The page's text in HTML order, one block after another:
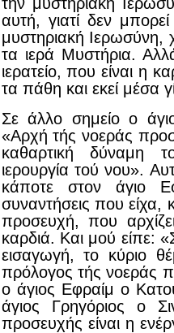
αυτή, γιατί δεν
μυστηριακή Ιερωσύνη,
τα ιερά Μυστήρια.
ιερατείο, που είναι η
τα πάθη και εκεί μέσα
Σε άλλο σημείο ο
«Αρχή τής νοεράς
καθαρτική δύναμη
ιερουργία τού νου».
κάποτε στον άγιο
συναντήσεις που είχα,
προσευχή, που
καρδιά. Και μού είπε:
εισαγωγή, το κύριο
πρόλογος τής νοεράς
ο άγιος Εφραίμ ο
άγιος Γρηγόριος ο
προσευχής είναι η